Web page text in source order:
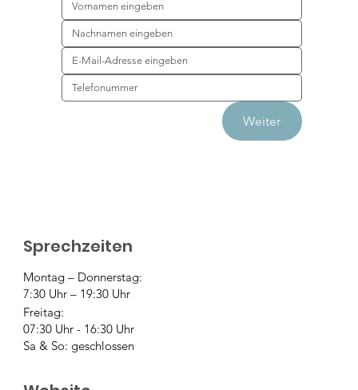
Weiter
Sprechzeiten
Montag – Donnerstag:
7:30 Uhr – 19:30 Uhr
Freitag:
07:30 Uhr - 16:30 Uhr
Sa & So: geschlossen